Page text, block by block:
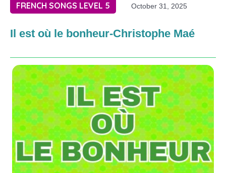
FRENCH SONGS LEVEL 5 October 31, 2025
Il est où le bonheur-Christophe Maé